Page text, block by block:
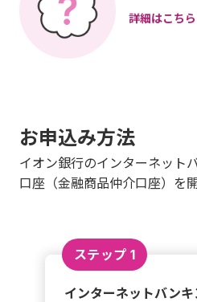
詳細はこちら
お申込み方法
イオン銀行のインターネット
口座（金融商品仲介口座）を
ステップ 1
インターネットバン